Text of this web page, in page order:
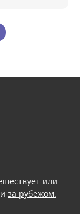
или
и за рубежом.